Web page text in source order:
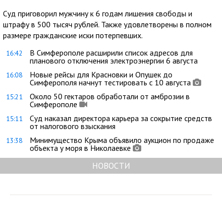
Суд приговорил мужчину к 6 годам лишения свободы и
штрафу в 500 тысяч рублей. Также удовлетворены в полном
размере гражданские иски потерпевших.
16:42
В Симферополе расширили список адресов для
планового отключения электроэнергии 6 августа
16:08
Новые рейсы для Красновки и Опушек до
Симферополя начнут тестировать с 10 августа
15:21
Около 50 гектаров обработали от амброзии в
Симферополе
15:11
Суд наказал директора карьера за сокрытие средств
от налогового взыскания
13:38
Минимущество Крыма объявило аукцион по продаже
объекта у моря в Николаевке
НОВОСТИ